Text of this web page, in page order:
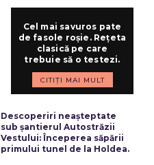
Cel mai savuros pate
de fasole roșie. Rețeta
clasică pe care
trebuie să o testezi.
CITIȚI MAI MULT
Descoperiri neașteptate
sub șantierul Autostrăzii
Vestului: Începerea săpării
primului tunel de la Holdea.